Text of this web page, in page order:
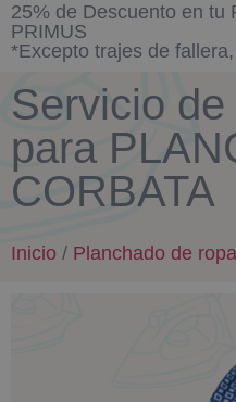
25% de Descuento en tu
PRIMUS
*Excepto trajes de
Servicio
para
CORBATA
Inicio / Planchado de ropa